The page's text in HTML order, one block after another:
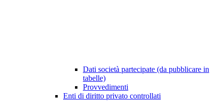
Dati società partecipate (da pubblicare in
tabelle)
Provvedimenti
Enti di diritto privato controllati